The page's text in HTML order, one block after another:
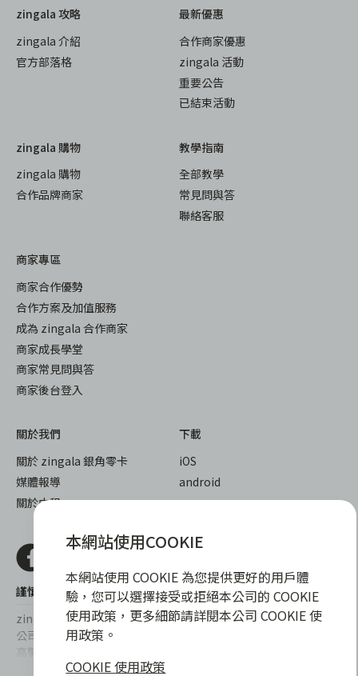
zingala 攻略
zingala 介紹
官方部落格
最新優惠
合作商家優惠
zingala 活動
重要公告
已結束活動
zingala 購物
zingala 購物
合作品牌商家
教學指南
全部教學
常見問與答
聯絡客服
商家專區
商家合作優勢
合作方案及加值服務
成為 zingala 合作商家
商家成長學堂
商家常見問與答
商家後台登入
關於我們
關於 zingala 銀角零卡
媒體報導
關於中租
下載
iOS
android
謹慎衡量自身財務狀況，理性理財最安心
zingala銀角零卡/仲信資融沒有代辦公司及代辦業務，也未與代辦
公司合作，更不會要求您提供實體銀行提款卡或實體信用卡，請提
高警覺，勿受騙上當！
本網站使用COOKIE
本網站使用 COOKIE 為您提供更好的用戶體
驗，您可以選擇接受或拒絕本公司的 COOKIE
使用政策，更多細節請詳閱本公司 COOKIE 使
用政策。
COOKIE 使用政策